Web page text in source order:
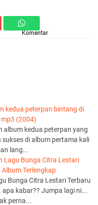
Komentar
kedua peterpan bintang di
(2004)
album kedua peterpan yang
di album pertama kali
lang...
Lagu Bunga Citra Lestari
Terlengkap
Bunga Citra Lestari Terbaru
apa kabar?? Jumpa lagi ni...
perna...